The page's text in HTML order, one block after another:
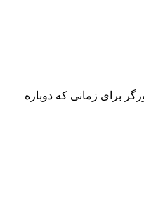
برای زمانی که دوباره